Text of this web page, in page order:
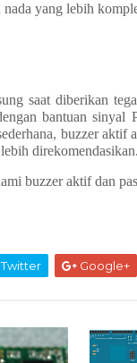
yang lebih
saat diberikan
bantuan sinyal
buzzer aktif
direkomendasikan.
buzzer aktif dan
Twitter Google+